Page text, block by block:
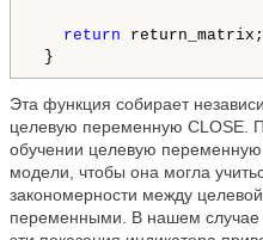
return return_matrix;
}
Эта функция собирает
целевую переменную CLOSE.
обучении целевую переменную
модели, чтобы она могла
закономерности между
переменными. В нашем случае